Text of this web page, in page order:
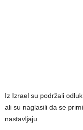
Iz Izrael su podržali
ali su naglasili da se
nastavljaju.